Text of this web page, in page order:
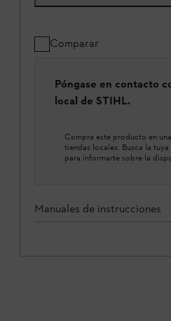
Comparar
Póngase en contacto
local de STIHL.
Compra este producto en
tiendas locales. Busca la
para informarte sobre la
Manuales de instrucciones